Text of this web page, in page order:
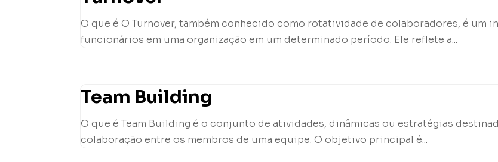
O que é O Turnover, também conhecido como rotatividade de colaboradores, é um
funcionários em uma organização em um determinado período. Ele reflete a...
Team Building
O que é Team Building é o conjunto de atividades, dinâmicas ou estratégias
colaboração entre os membros de uma equipe. O objetivo principal é...